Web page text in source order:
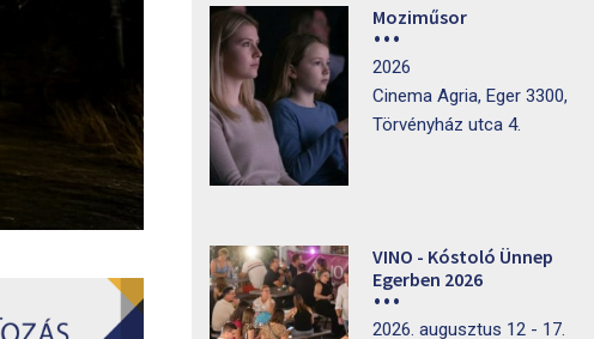
Moziműsor
2026
Cinema Agria, Eger 3300,
Törvényház utca 4.
VINO - Kóstoló Ünnep
Egerben 2026
2026. augusztus 12 - 17.